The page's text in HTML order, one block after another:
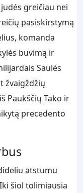
greičiau nei
pasiskirstymą
komanda
buvimą ir
Saulės
žvaigždžių
Paukščių Tako ir
precedento
atstumu
šiol tolimiausia